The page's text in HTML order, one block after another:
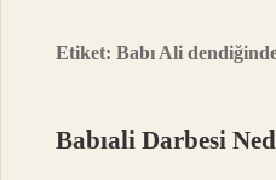
Etiket:Babı Ali
Babıali Darbesi